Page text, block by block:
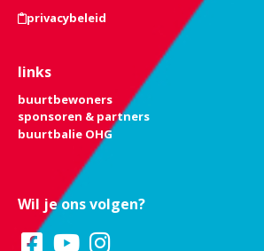
privacybeleid
links
buurtbewoners
sponsoren & partners
buurtbalie OHG
Wil je ons volgen?